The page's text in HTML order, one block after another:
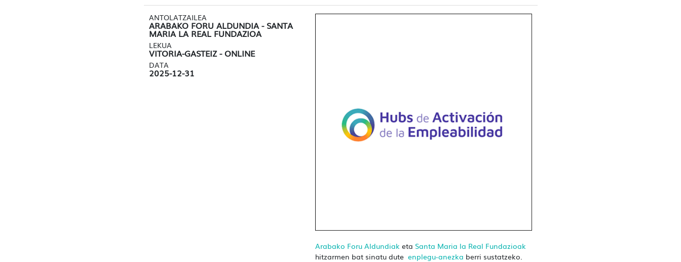
ANTOLATZAILEA
ARABAKO FORU ALDUNDIA - SANTA
MARIA LA REAL FUNDAZIOA
LEKUA
VITORIA-GASTEIZ - ONLINE
DATA
2025-12-31
Arabako Foru Aldundiak eta Santa Maria la Real Fundazioak
hitzarmen bat sinatu dute enplegu-anezka berri sustatzeko.